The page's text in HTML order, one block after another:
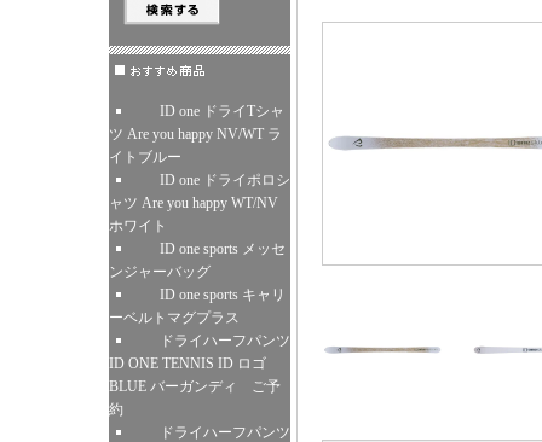
ID one ドライTシャ
ツ Are you happy NV/WT ラ
イトブルー
ID one ドライポロシ
ャツ Are you happy WT/NV
ホワイト
ID one sports メッセ
ンジャーバッグ
ID one sports キャリ
ーベルトマグプラス
ドライハーフパンツ
ID ONE TENNIS ID ロゴ
BLUE バーガンディ ご予
約
ドライハーフパンツ